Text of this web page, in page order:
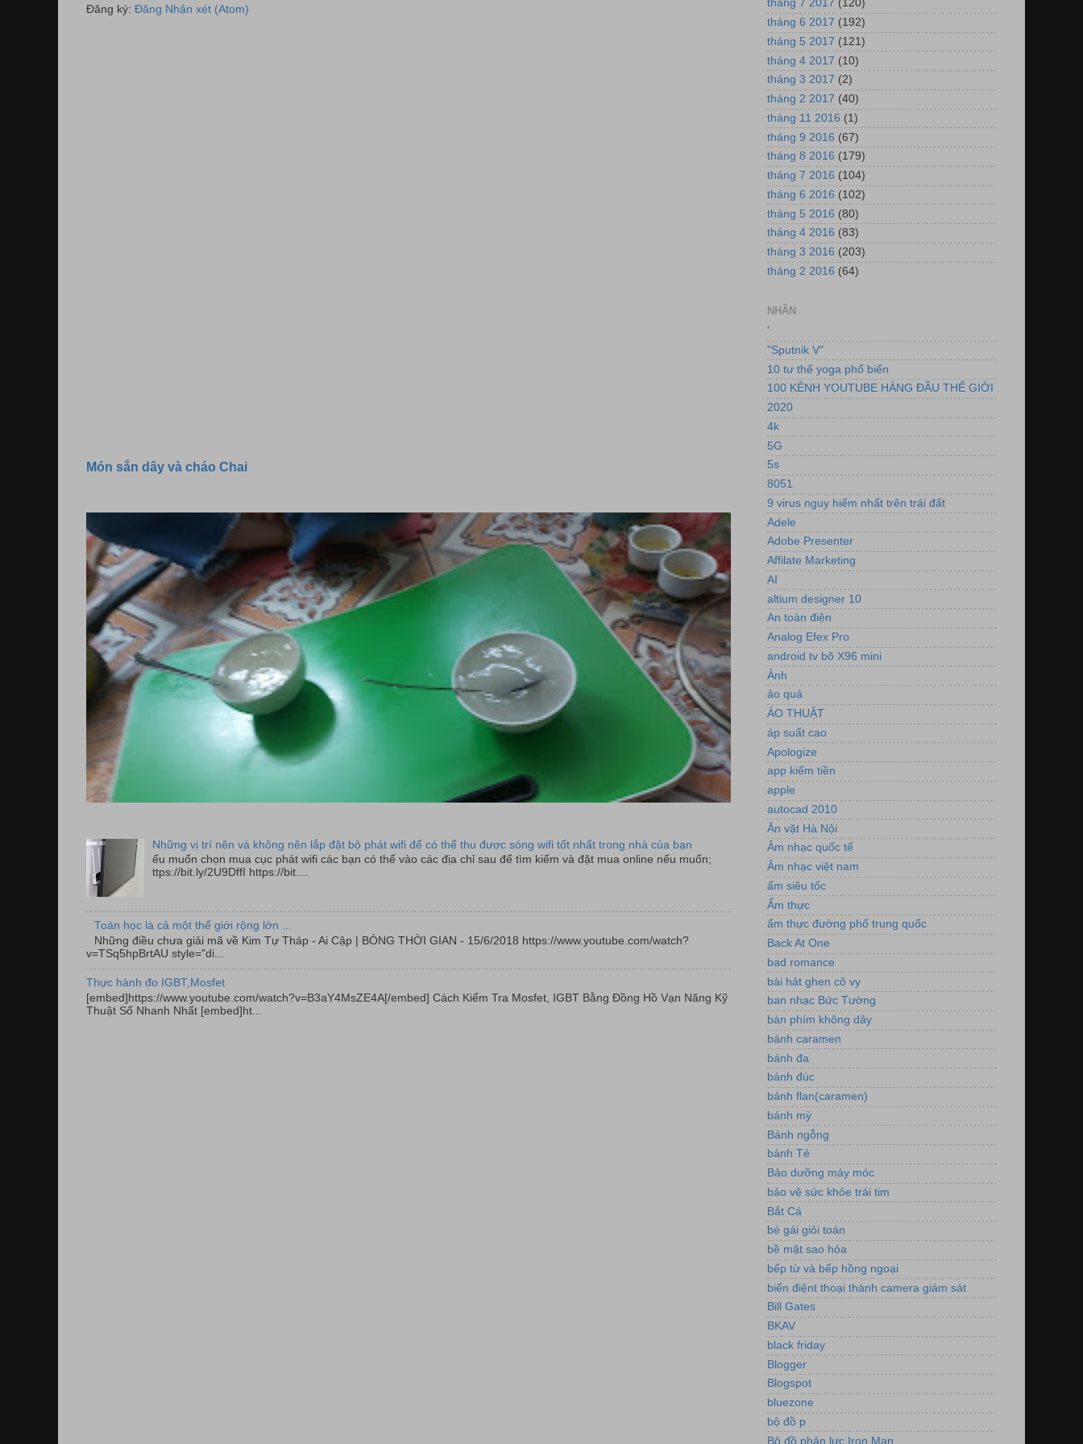
Đăng ký: Đăng Nhận xét (Atom)
Món sắn dây và cháo Chai
Những vị trí nên và không nên lắp đặt bộ phát wifi để có thể thu được sóng wifi tốt nhất trong nhà của bạn
ếu muốn chọn mua cục phát wifi các bạn có thể vào các địa chỉ sau để tìm kiếm và đặt mua online nếu muốn;
ttps://bit.ly/2U9DffI https://bit....
Toán học là cả một thế giới rộng lớn ...
Những điều chưa giải mã về Kim Tự Tháp - Ai Cập | BÓNG THỜI GIAN - 15/6/2018 https://www.youtube.com/watch?
v=TSq5hpBrtAU style="di...
Thực hành đo IGBT,Mosfet
[embed]https://www.youtube.com/watch?v=B3aY4MsZE4A[/embed] Cách Kiểm Tra Mosfet, IGBT Bằng Đồng Hồ Vạn Năng Kỹ
Thuật Số Nhanh Nhất [embed]ht...
tháng 7 2017 (120)
tháng 6 2017 (192)
tháng 5 2017 (121)
tháng 4 2017 (10)
tháng 3 2017 (2)
tháng 2 2017 (40)
tháng 11 2016 (1)
tháng 9 2016 (67)
tháng 8 2016 (179)
tháng 7 2016 (104)
tháng 6 2016 (102)
tháng 5 2016 (80)
tháng 4 2016 (83)
tháng 3 2016 (203)
tháng 2 2016 (64)
NHÃN
'
"Sputnik V"
10 tư thế yoga phổ biến
100 KÊNH YOUTUBE HÀNG ĐẦU THẾ GIỚI
2020
4k
5G
5s
8051
9 virus nguy hiểm nhất trên trái đất
Adele
Adobe Presenter
Affilate Marketing
AI
altium designer 10
An toàn điện
Analog Efex Pro
android tv bõ X96 mini
Ảnh
ảo quá
ẢO THUẬT
áp suất cao
Apologize
app kiếm tiền
apple
autocad 2010
Ăn vặt Hà Nội
Âm nhạc quốc tế
Âm nhạc việt nam
ấm siêu tốc
Ẩm thực
ẩm thực đường phố trung quốc
Back At One
bad romance
bài hát ghen cô vy
ban nhạc Bức Tường
bàn phím không dây
bánh caramen
bánh đa
bánh đúc
bánh flan(caramen)
bánh mỳ
Bánh ngỗng
bánh Tẻ
Bảo dưỡng máy móc
bảo vệ sức khỏe trái tim
Bắt Cá
bé gái giỏi toán
bề mặt sao hỏa
bếp từ và bếp hồng ngoại
biến điệnt thoại thành camera giám sát
Bill Gates
BKAV
black friday
Blogger
Blogspot
bluezone
bộ đồ p
Bộ đồ phản lực Iron Man